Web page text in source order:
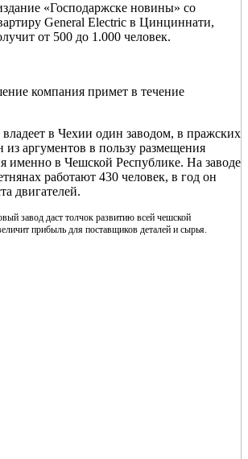
«Господаржске новины» со
General Electric в Цинциннати,
от 500 до 1.000 человек.
компания примет в течение
в Чехии один заводом, в пражских
аргументов в пользу размещения
именно в Чешской Республике. На заводе
работают 430 человек, в год он
двигателей.
завод даст толчок развитию всей чешской
прибыль для поставщиков деталей и сырья.